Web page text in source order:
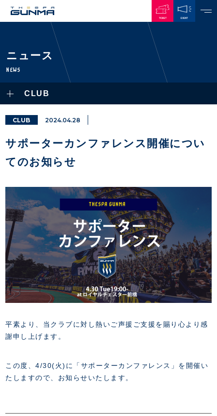
TICKET EVENT
TOP TEAM
CHALLENGERS
ACADEMY
THESPARK
PLAYERS / STAFFS
選手・スタッフ一覧
・注意事項
・練習場ごとの注意事項
・練習場マップ
GAMES
試合日程・結果
順位表
TICKETS
・前売・当日チケット
・発売日
・優待チケット
・企画チケット
・招待チケット
シーズンシート
・シーズンシート
・法人シーズンシート
GUIDE
INDEX
スタジアムアクセス
スタジアムルール
クラブプロパティ
スタジアムグルメ
会場周辺案内図
ホームイベント情報
初心者向けのガイダンス
設営撤収応援隊募集
FANZONE
インデックス
ファンクラブ
グッズ
ザスパタイムズ
各SNS
PARTNERS
クラブパートナー
アシストパートナー
ザスパ応援店紹介
スマイルキッズキャラバン
応援ベンダー設置のお願い
COMPANY
会社概要
フィロソフィー
クラブについて（エンブレム・ロゴ等）
お問い合わせ
ACADEMY
アカデミー概要
U-18
Ladies U-18
Ladies U-15
SCHOOL
ニュース
NEWS
CLUB
CLUB 2024.04.28
サポーターカンファレンス開催につい
てのお知らせ
平素より、当クラブに対し熱いご声援ご支援を賜り心より感
謝申し上げます。
この度、4/30(火) に「サポーターカンファレンス」を開催い
たしますので、お知らせいたします。